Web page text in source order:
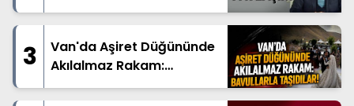
3
Van'da Aşiret Düğününde
Akılalmaz Rakam:
Bavullarla Taşıdılar!